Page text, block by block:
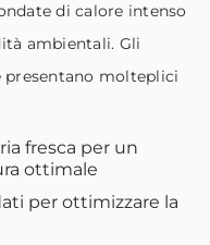
di calore intenso
ambientali. Gli
molteplici
fresca per un
ottimale
per ottimizzare la